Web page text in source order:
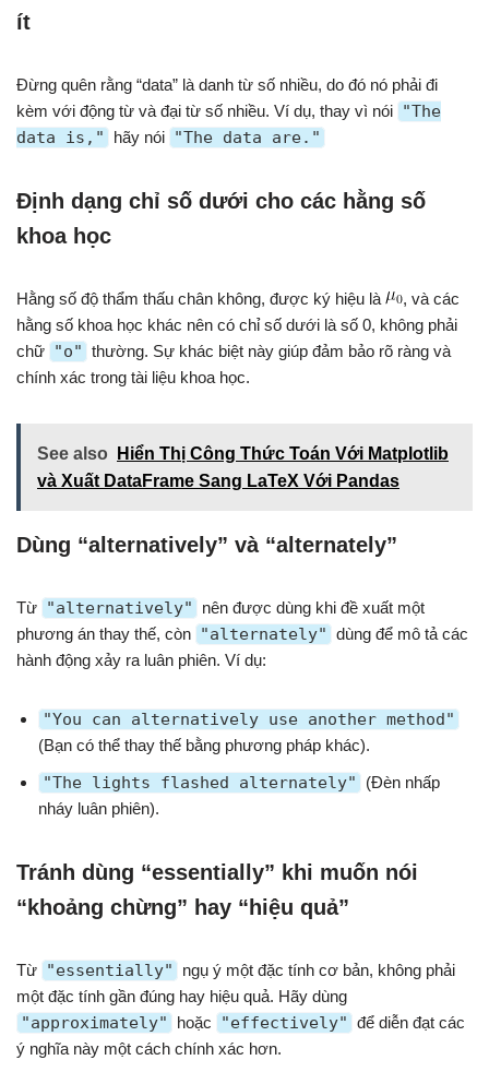
ít
Đừng quên rằng “data” là danh từ số nhiều, do đó nó phải đi
kèm với động từ và đại từ số nhiều. Ví dụ, thay vì nói "The
data is,"
hãy nói "The data are."
Định dạng chỉ số dưới cho các hằng số
khoa học
Hằng số độ thẩm thấu chân không, được ký hiệu là
, và các
hằng số khoa học khác nên có chỉ số dưới là số 0, không phải
chữ "o" thường. Sự khác biệt này giúp đảm bảo rõ ràng và
chính xác trong tài liệu khoa học.
See also
Hiển Thị Công Thức Toán Với Matplotlib
và Xuất DataFrame Sang LaTeX Với Pandas
Dùng “alternatively” và “alternately”
Từ "alternatively"
nên được dùng khi đề xuất một
phương án thay thế, còn "alternately" dùng để mô tả các
hành động xảy ra luân phiên. Ví dụ:
"You can alternatively use another method"
(Bạn có thể thay thế bằng phương pháp khác).
"The lights flashed alternately"
(Đèn nhấp
nháy luân phiên).
Tránh dùng “essentially” khi muốn nói
“khoảng chừng” hay “hiệu quả”
Từ "essentially"
ngụ ý một đặc tính cơ bản, không phải
một đặc tính gần đúng hay hiệu quả. Hãy dùng
"approximately" hoặc "effectively" để diễn đạt các
ý nghĩa này một cách chính xác hơn.